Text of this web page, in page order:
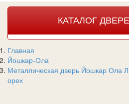
КАТАЛОГ
Главная
Йошкар-Ола
Металлическая дверь Йошкар Ола
орех